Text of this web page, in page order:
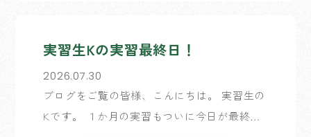
実習生Kの実習最終日！
2026.07.30
ブログをご覧の皆様、こんにちは。 実習生の
Kです。 １か月の実習もついに今日が最終日